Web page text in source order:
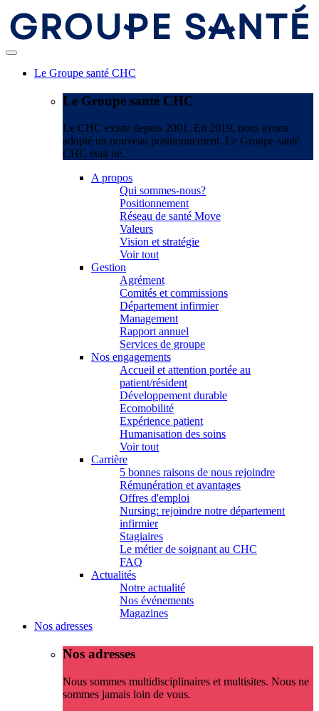
Le Groupe santé CHC
Le Groupe santé CHC
Le CHC existe depuis 2001. En 2019, nous avons
adopté un nouveau positionnement. Le Groupe santé
CHC était né.
A propos
Qui sommes-nous?
Positionnement
Réseau de santé Move
Valeurs
Vision et stratégie
Voir tout
Gestion
Agrément
Comités et commissions
Département infirmier
Management
Rapport annuel
Services de groupe
Nos engagements
Accueil et attention portée au
patient/résident
Développement durable
Ecomobilité
Expérience patient
Humanisation des soins
Voir tout
Carrière
5 bonnes raisons de nous rejoindre
Rémunération et avantages
Offres d'emploi
Nursing: rejoindre notre département
infirmier
Stagiaires
Le métier de soignant au CHC
FAQ
Actualités
Notre actualité
Nos événements
Magazines
Nos adresses
Nos adresses
Nous sommes multidisciplinaires et multisites. Nous ne
sommes jamais loin de vous.